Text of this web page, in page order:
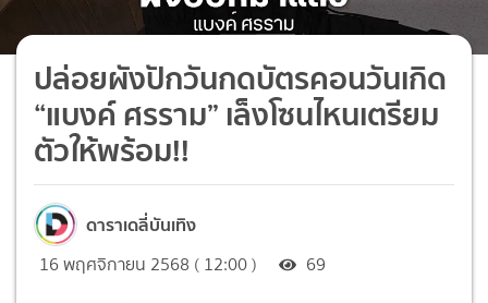
ปล่อยผังปักวันกดบัตรคอนวันเกิด
“แบงค์ ศรราม” เล็งโซนไหนเตรียม
ตัวให้พร้อม!!
ดาราเดลี่บันเทิง
16 พฤศจิกายน 2568 ( 12:00 ) 69